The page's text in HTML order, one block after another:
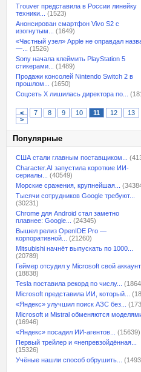
Trouver представила в России линейку
техники...
(1523)
Анонсирован смартфон Vivo S2 с
изогнутым...
(1649)
«Частный узел» Apple не оправдал
—...
(1526)
Sony начала клеймить PlayStation 5
стикерами...
(1489)
Продажи консолей Nintendo Switch 2 в
прошлом...
(1650)
Соцсеть X лишилась директора по...
< 7 8 9 10 11 12 13
>
Популярные
США стали главным поставщиком...
Character.AI запустила короткие ИИ-
сериалы...
(40549)
Морские сражения, крупнейшая...
Тысячи сотрудников Google требуют...
(30231)
Chrome для Android стал заметно
плавнее: Google...
(24345)
Вышел релиз OpenIDE Pro —
корпоративной...
(21260)
Mitsubishi начнёт выпускать по 1000...
(20789)
Геймер отсудил у Microsoft свой
(18838)
Tesla поставила рекорд по числу...
Microsoft представила ИИ, который...
«Яндекс» улучшил поиск АЗС без...
Microsoft и Mistral обменяются
(16946)
«Яндекс» посадил ИИ-агентов...
(15639)
Первый трейлер и «непревзойдённая...
(15326)
Учёные нашли способ обрушить...